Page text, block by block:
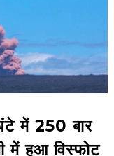
में 250 बार
में हुआ विस्‍फोट